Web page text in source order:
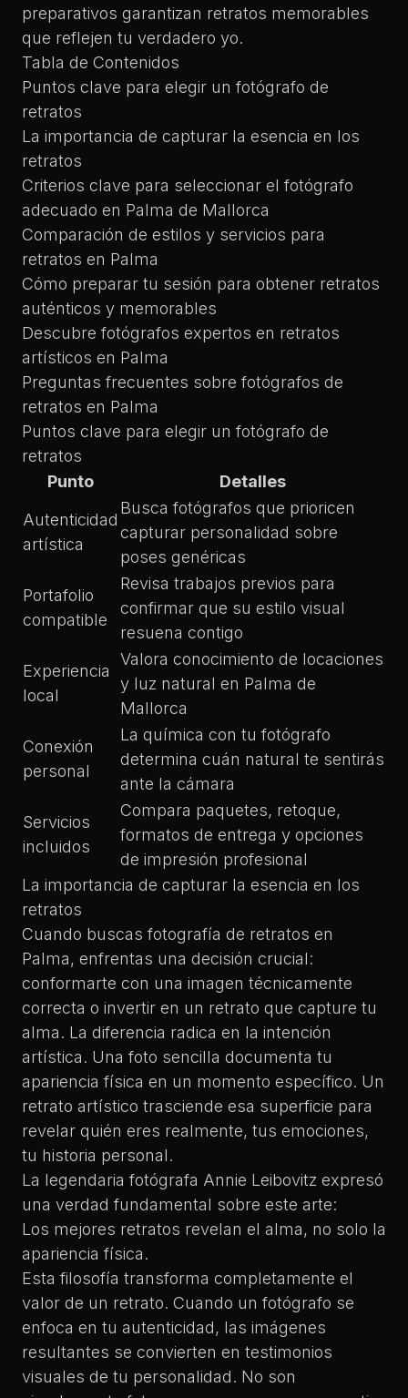
preparativos garantizan retratos memorables
que reflejen tu verdadero yo.
Tabla de Contenidos
Puntos clave para elegir un fotógrafo de
retratos
La importancia de capturar la esencia en los
retratos
Criterios clave para seleccionar el fotógrafo
adecuado en Palma de Mallorca
Comparación de estilos y servicios para
retratos en Palma
Cómo preparar tu sesión para obtener retratos
auténticos y memorables
Descubre fotógrafos expertos en retratos
artísticos en Palma
Preguntas frecuentes sobre fotógrafos de
retratos en Palma
Puntos clave para elegir un fotógrafo de
retratos
Punto
Detalles
Autenticidad
artística
Busca fotógrafos que prioricen
capturar personalidad sobre
poses genéricas
Portafolio
compatible
Revisa trabajos previos para
confirmar que su estilo visual
resuena contigo
Experiencia
local
Valora conocimiento de locaciones
y luz natural en Palma de
Mallorca
Conexión
personal
La química con tu fotógrafo
determina cuán natural te sentirás
ante la cámara
Servicios
incluidos
Compara paquetes, retoque,
formatos de entrega y opciones
de impresión profesional
La importancia de capturar la esencia en los
retratos
Cuando buscas fotografía de retratos en
Palma, enfrentas una decisión crucial:
conformarte con una imagen técnicamente
correcta o invertir en un retrato que capture tu
alma. La diferencia radica en la intención
artística. Una foto sencilla documenta tu
apariencia física en un momento específico. Un
retrato artístico trasciende esa superficie para
revelar quién eres realmente, tus emociones,
tu historia personal.
La legendaria fotógrafa Annie Leibovitz expresó
una verdad fundamental sobre este arte:
Los mejores retratos revelan el alma, no solo la
apariencia física.
Esta filosofía transforma completamente el
valor de un retrato. Cuando un fotógrafo se
enfoca en tu autenticidad, las imágenes
resultantes se convierten en testimonios
visuales de tu personalidad. No son